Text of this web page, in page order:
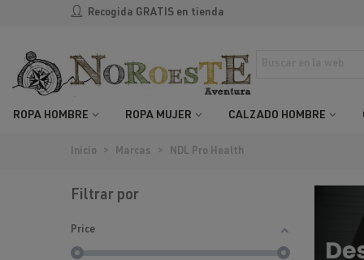
Recogida GRATIS en tienda
ROPA HOMBRE ROPA MUJER CALZADO HOMBRE
Inicio > Marcas > NDL Pro Health
Filtrar por
Price